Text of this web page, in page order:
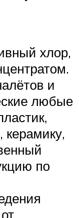
хлор,
и
любые
керамику,
по